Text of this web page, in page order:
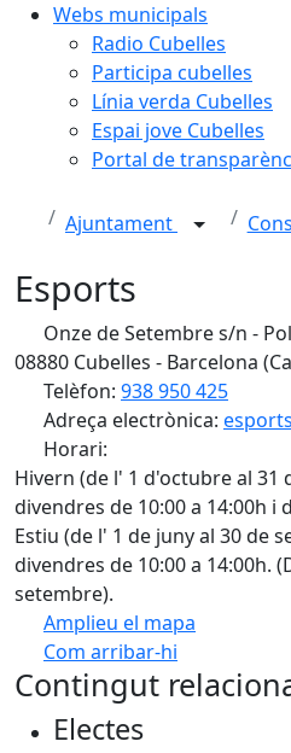
Webs municipals
Radio Cubelles
Participa cubelles
Línia verda Cubelles
Espai jove Cubelles
Portal de
Ajuntament
Esports
Onze de Setembre s/n -
08880 Cubelles - Barcelona
Telèfon: 938 950 425
Adreça electrònica:
Horari:
Hivern (de l' 1 d'octubre al 31
divendres de 10:00 a 14:00h i
Estiu (de l' 1 de juny al 30 de
divendres de 10:00 a 14:00h.
setembre).
Amplieu el mapa
Com arribar-hi
+
Contingut
Electes